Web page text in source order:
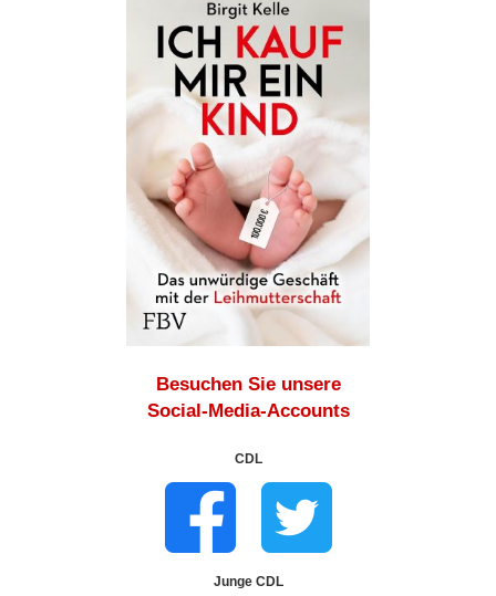
Besuchen Sie unsere
Social-Media-Accounts
CDL
Junge CDL